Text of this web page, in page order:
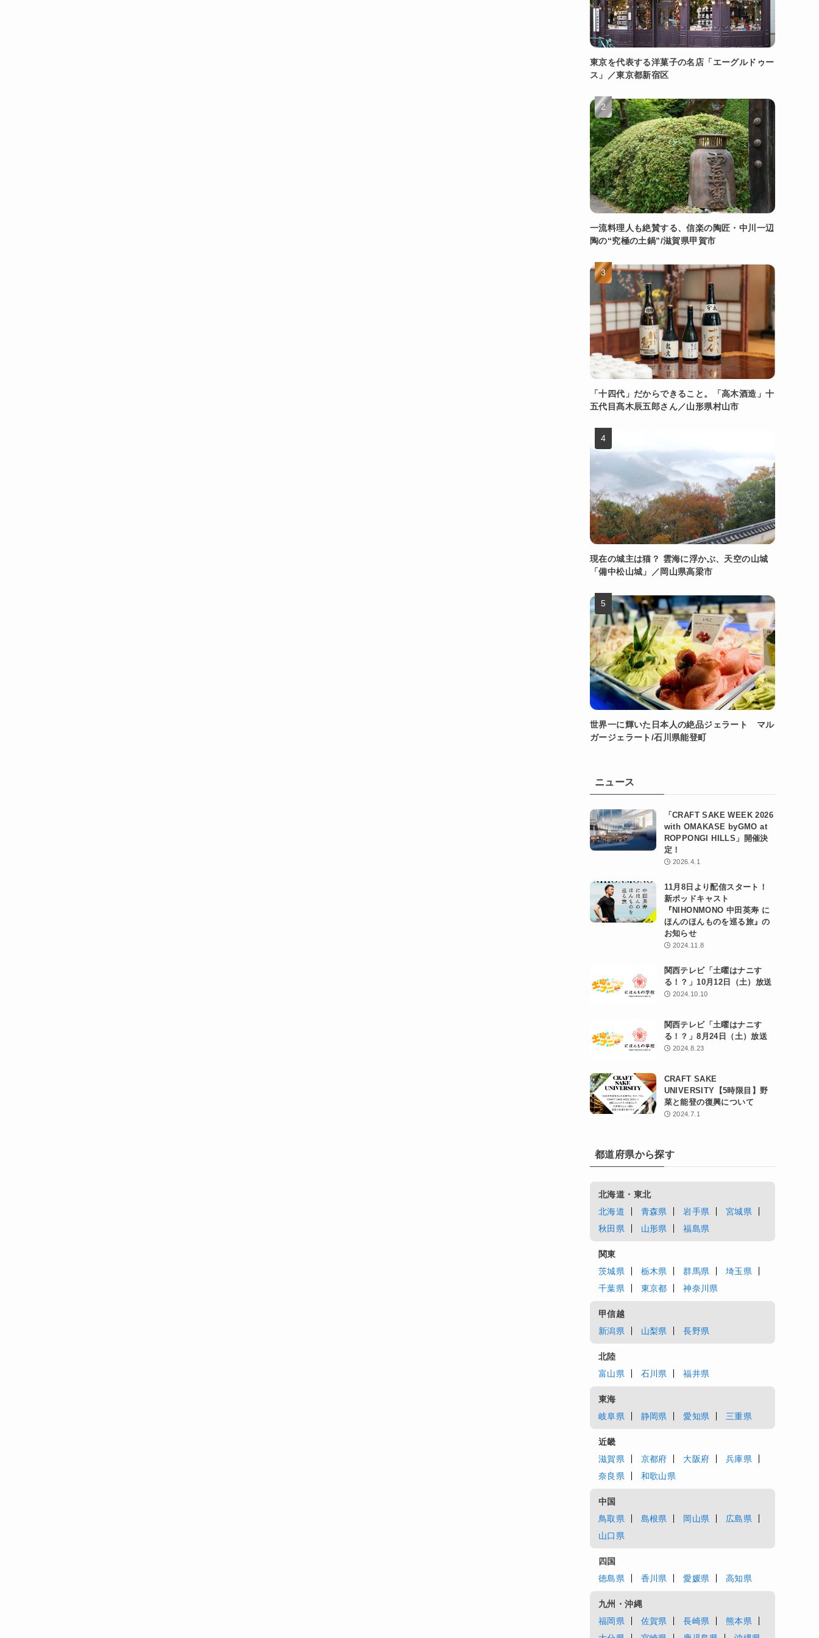
東京を代表する洋菓子の名店「エーグルドゥー
ス」／東京都新宿区
一流料理人も絶賛する、信楽の陶匠・中川一辺
陶の“究極の土鍋”/滋賀県甲賀市
「十四代」だからできること。「高木酒造」十
五代目髙木辰五郎さん／山形県村山市
現在の城主は猫？ 雲海に浮かぶ、天空の山城
「備中松山城」／岡山県高梁市
世界一に輝いた日本人の絶品ジェラート マル
ガージェラート/石川県能登町
ニュース
「CRAFT SAKE WEEK 2026
with OMAKASE byGMO at
ROPPONGI HILLS」開催決
定！
2026.4.1
11月8日より配信スタート！
新ポッドキャスト
『NIHONMONO 中田英寿 に
ほんのほんものを巡る旅』の
お知らせ
2024.11.8
関西テレビ「土曜はナニす
る！？」10月12日（土）放送
2024.10.10
関西テレビ「土曜はナニす
る！？」8月24日（土）放送
2024.8.23
CRAFT SAKE
UNIVERSITY【5時限目】野
菜と能登の復興について
2024.7.1
都道府県から探す
北海道・東北
北海道
青森県 岩手県
宮城県
秋田県
山形県 福島県
関東
茨城県
栃木県 群馬県
埼玉県
千葉県
東京都 神奈川県
甲信越
新潟県
山梨県 長野県
北陸
富山県
石川県 福井県
東海
岐阜県
静岡県 愛知県 三重県
近畿
滋賀県
京都府 大阪府
兵庫県
奈良県
和歌山県
中国
鳥取県
島根県 岡山県
広島県
山口県
四国
徳島県
香川県 愛媛県 高知県
九州・沖縄
福岡県
佐賀県 長崎県
熊本県